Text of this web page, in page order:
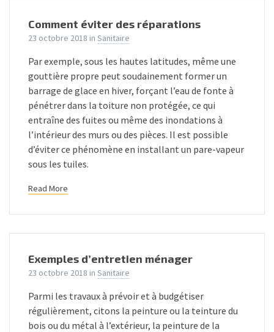
Comment éviter des réparations
23 octobre 2018 in Sanitaire
Par exemple, sous les hautes latitudes, même une
gouttière propre peut soudainement former un
barrage de glace en hiver, forçant l’eau de fonte à
pénétrer dans la toiture non protégée, ce qui
entraîne des fuites ou même des inondations à
l’intérieur des murs ou des pièces. Il est possible
d’éviter ce phénomène en installant un pare-vapeur
sous les tuiles.
Read More
Exemples d’entretien ménager
23 octobre 2018 in Sanitaire
Parmi les travaux à prévoir et à budgétiser
régulièrement, citons la peinture ou la teinture du
bois ou du métal à l’extérieur, la peinture de la